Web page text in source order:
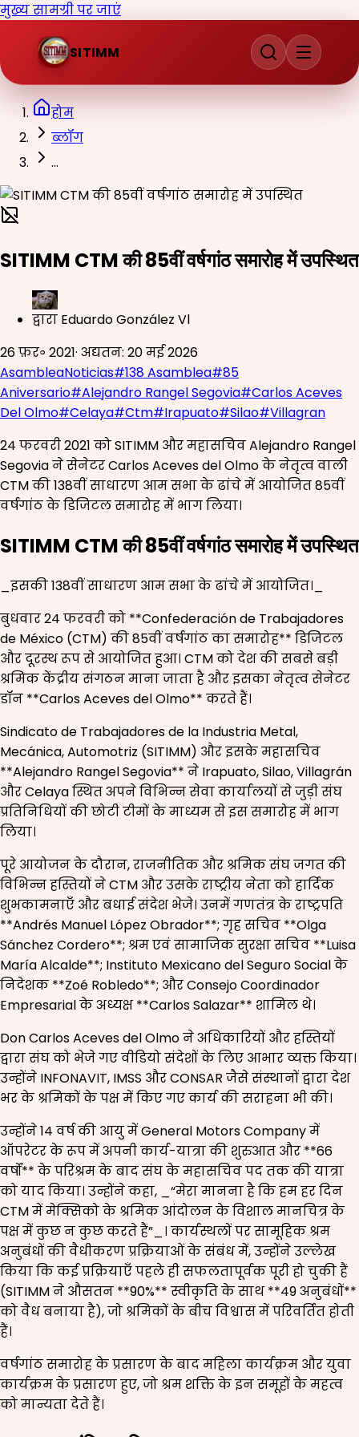
मुख्य सामग्री पर जाएं
SITIMM
होम
ब्लॉग
...
SITIMM CTM की 85वीं वर्षगांठ समारोह में उपस्थित
द्वारा Eduardo González Vl
26 फ़र॰ 2021· अद्यतन: 20 मई 2026
AsambleaNoticias#138 Asamblea#85
Aniversario#Alejandro Rangel Segovia#Carlos Aceves
Del Olmo#Celaya#Ctm#Irapuato#Silao#Villagran
24 फरवरी 2021 को SITIMM और महासचिव Alejandro Rangel
Segovia ने सेनेटर Carlos Aceves del Olmo के नेतृत्व वाली
CTM की 138वीं साधारण आम सभा के ढांचे में आयोजित 85वीं
वर्षगांठ के डिजिटल समारोह में भाग लिया।
SITIMM CTM की 85वीं वर्षगांठ समारोह में उपस्थित
_इसकी 138वीं साधारण आम सभा के ढांचे में आयोजित।_
बुधवार 24 फरवरी को **Confederación de Trabajadores
de México (CTM) की 85वीं वर्षगांठ का समारोह** डिजिटल
और दूरस्थ रूप से आयोजित हुआ। CTM को देश की सबसे बड़ी
श्रमिक केंद्रीय संगठन माना जाता है और इसका नेतृत्व सेनेटर
डॉन **Carlos Aceves del Olmo** करते हैं।
Sindicato de Trabajadores de la Industria Metal,
Mecánica, Automotriz (SITIMM) और इसके महासचिव
**Alejandro Rangel Segovia** ने Irapuato, Silao, Villagrán
और Celaya स्थित अपने विभिन्न सेवा कार्यालयों से जुड़ी संघ
प्रतिनिधियों की छोटी टीमों के माध्यम से इस समारोह में भाग
लिया।
पूरे आयोजन के दौरान, राजनीतिक और श्रमिक संघ जगत की
विभिन्न हस्तियों ने CTM और उसके राष्ट्रीय नेता को हार्दिक
शुभकामनाएँ और बधाई संदेश भेजे। उनमें गणतंत्र के राष्ट्रपति
**Andrés Manuel López Obrador**; गृह सचिव **Olga
Sánchez Cordero**; श्रम एवं सामाजिक सुरक्षा सचिव **Luisa
María Alcalde**; Instituto Mexicano del Seguro Social के
निदेशक **Zoé Robledo**; और Consejo Coordinador
Empresarial के अध्यक्ष **Carlos Salazar** शामिल थे।
Don Carlos Aceves del Olmo ने अधिकारियों और हस्तियों
द्वारा संघ को भेजे गए वीडियो संदेशों के लिए आभार व्यक्त किया।
उन्होंने INFONAVIT, IMSS और CONSAR जैसे संस्थानों द्वारा देश
भर के श्रमिकों के पक्ष में किए गए कार्य की सराहना भी की।
उन्होंने 14 वर्ष की आयु में General Motors Company में
ऑपरेटर के रूप में अपनी कार्य-यात्रा की शुरुआत और **66
वर्षों** के परिश्रम के बाद संघ के महासचिव पद तक की यात्रा
को याद किया। उन्होंने कहा, _“मेरा मानना है कि हम हर दिन
CTM में मेक्सिको के श्रमिक आंदोलन के विशाल मानचित्र के
पक्ष में कुछ न कुछ करते हैं”_। कार्यस्थलों पर सामूहिक श्रम
अनुबंधों की वैधीकरण प्रक्रियाओं के संबंध में, उन्होंने उल्लेख
किया कि कई प्रक्रियाएँ पहले ही सफलतापूर्वक पूरी हो चुकी हैं
(SITIMM ने औसतन **90%** स्वीकृति के साथ **49 अनुबंधों**
को वैध बनाया है), जो श्रमिकों के बीच विश्वास में परिवर्तित होती
हैं।
वर्षगांठ समारोह के प्रसारण के बाद महिला कार्यक्रम और युवा
कार्यक्रम के प्रसारण हुए, जो श्रम शक्ति के इन समूहों के महत्व
को मान्यता देते हैं।